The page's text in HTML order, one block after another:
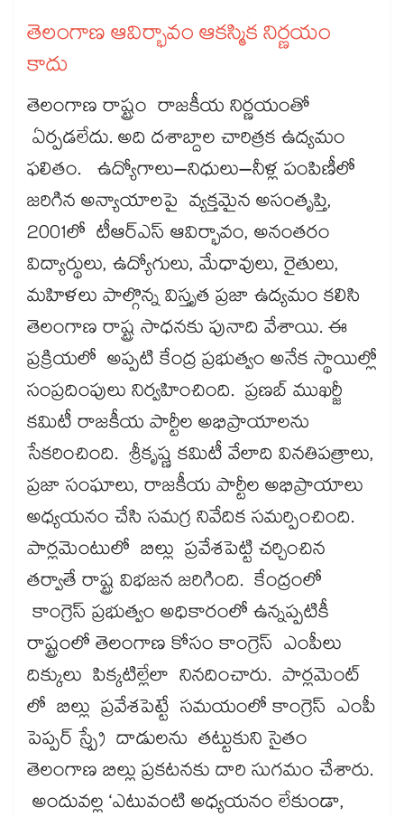
తెలంగాణ ఆవిర్భావం ఆకస్మిక నిర్ణయం
కాదు
తెలంగాణ రాష్ట్రం రాజకీయ నిర్ణయంతో
ఏర్పడలేదు. అది దశాబ్దాల చారిత్రక ఉద్యమం
ఫలితం. ఉద్యోగాలు–నిధులు–నీళ్ల పంపిణీలో
జరిగిన అన్యాయాలపై వ్యక్తమైన అసంతృప్తి,
2001లో టీఆర్‌‌‌‌‌‌‌‌‌‌‌‌‌‌‌‌‌‌‌‌‌‌‌‌‌‌‌‌‌‌‌‌‌‌‌‌‌‌‌‌‌‌‌‌‌‌‌‌‌‌‌‌‌‌‌‌‌‌‌‌‌‌‌‌‌‌‌‌‌‌‌‌‌‌‌‌‌‌‌‌‌‌‌‌‌‌‌‌‌‌‌‌‌‌‌‌‌‌‌‌‌‌‌‌‌‌‌‌‌‌‌‌‌‌‌‌‌‌‌‌‌‌‌‌‌‌‌‌‌‌‌‌‌‌‌‌‌‌‌‌‌‌‌‌‌‌‌‌‌‌‌‌‌‌‌‌‌‌‌‌‌‌‌‌‌‌‌‌‌‌‌‌‌‌‌‌‌‌‌‌‌‌‌‌‌‌‌‌‌‌‌‌‌‌‌‌‌‌‌‌‌‌‌‌‌‌‌‌‌‌‌‌‌‌‌‌‌‌‌‌‌‌‌‌‌‌‌‌‌‌‌‌‌‌‌‌‌‌‌‌‌‌‌‌‌‌‌‌‌‌‌‌‌‌‌‌ఎస్ ఆవిర్భావం, అనంతరం
విద్యార్థులు, ఉద్యోగులు, మేధావులు, రైతులు,
మహిళలు పాల్గొన్న విస్తృత ప్రజా ఉద్యమం కలిసి
తెలంగాణ రాష్ట్ర సాధనకు పునాది వేశాయి. ఈ
ప్రక్రియలో అప్పటి కేంద్ర ప్రభుత్వం అనేక స్థాయిల్లో
సంప్రదింపులు నిర్వహించింది. ప్రణబ్ ముఖర్జీ
కమిటీ రాజకీయ పార్టీల అభిప్రాయాలను
సేకరించింది. శ్రీకృష్ణ కమిటీ వేలాది వినతిపత్రాలు,
ప్రజా సంఘాలు, రాజకీయ పార్టీల అభిప్రాయాలు
అధ్యయనం చేసి సమగ్ర నివేదిక సమర్పించింది.
పార్లమెంటులో బిల్లు ప్రవేశపెట్టి చర్చించిన
తర్వాతే రాష్ట్ర విభజన జరిగింది. కేంద్రంలో
కాంగ్రెస్ ప్రభుత్వం అధికారంలో ఉన్నప్పటికీ
రాష్ట్రంలో తెలంగాణ కోసం కాంగ్రెస్ ఎంపీలు
దిక్కులు పిక్కటిల్లేలా నినదించారు. పార్లమెంట్​
లో బిల్లు ప్రవేశపెట్టే సమయంలో కాంగ్రెస్ ఎంపీ
పెప్పర్ స్ప్రే దాడులను తట్టుకుని సైతం
తెలంగాణ బిల్లు ప్రకటనకు దారి సుగమం చేశారు.
అందువల్ల ‘ఎటువంటి అధ్యయనం లేకుండా,